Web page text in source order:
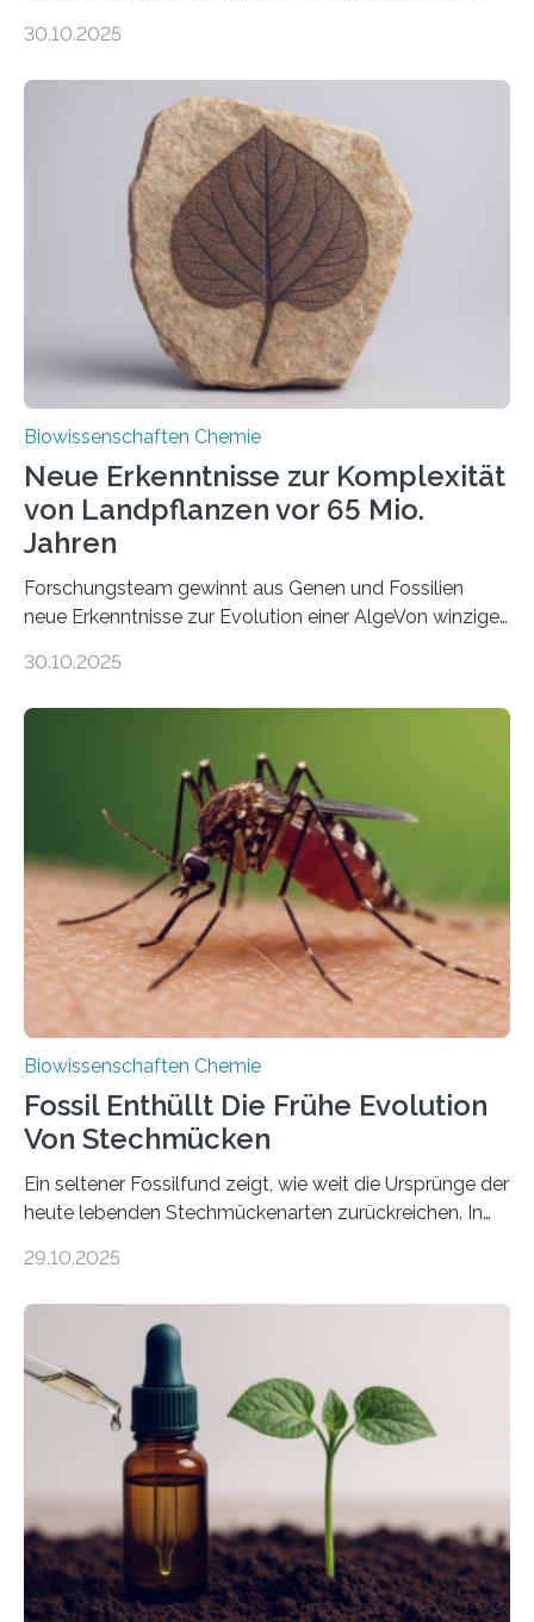
erfüllen können, müssen zahlreiche Enzyme präzise in
der Ruhr-Universität Bochum um Prof. Dr. Ralf Erdmann
und Dr. Ismaila Francis Yusuf hat nun einen bislang
unbekannten Qualitätskontrollmechanismus des
peroxisomalen Proteintransports in der Bäckerhefe
Saccharomyces cerevisiae entdeckt, der für die
Funktionsfähigkeit der Organellen entscheidend ist. Die
Studie wurde am 28. Oktober 2025 in der
Fachzeitschrift…
30.10.2025
Biowissenschaften Chemie
Neue Erkenntnisse zur Komplexität
von Landpflanzen vor 65 Mio.
Jahren
Forschungsteam gewinnt aus Genen und Fossilien
neue Erkenntnisse zur Evolution einer AlgeVon winzigen
Landpflanzen zählen zu den komplexesten
Grünalgen, die vor Hunderten von Millionen Jahren
lebten. Unter den Vorfahren sticht eine Gruppe heraus,
die noch heute in der Natur vorkommt: die
Süßwasseralge Coleochaetophyceae. Einige Arten
dieser Gruppe bilden aus Zellfäden dichte Geflechte
mit scheibenförmiger Gestalt. Was auffällig ist: Die
nächsten…
30.10.2025
Biowissenschaften Chemie
Fossil Enthüllt Die Frühe Evolution
Von Stechmücken
Ein seltener Fossilfund zeigt, wie weit die Ursprünge der
heute lebenden Stechmückenarten zurückreichen. In
Forschende die bisher älteste bekannte Stechmücken-
Region Kachin in Myanmar und hat sich in
ausgezeichnetem Zustand erhalten. Es konnte als neue
Art einer neuen Gattung beschrieben werden und trägt
nun den Namen Cretosabethes primaevus. Dieser erste
fossile Nachweis einer Stechmückenlarve in Bernstein
stellt gleichzeitig den ersten Fossilfund einer
Mückenlarve aus dem Mesozoikum dar, denn…
29.10.2025